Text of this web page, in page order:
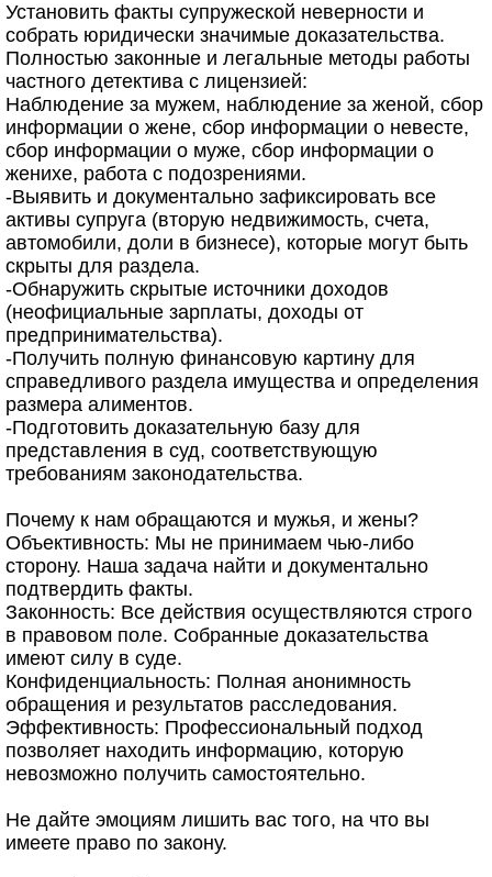
Установить факты супружеской неверности и
собрать юридически значимые доказательства.
Полностью законные и легальные методы работы
частного детектива с лицензией:
Наблюдение за мужем, наблюдение за женой, сбор
информации о жене, сбор информации о невесте,
сбор информации о муже, сбор информации о
женихе, работа с подозрениями.
-Выявить и документально зафиксировать все
активы супруга (вторую недвижимость, счета,
автомобили, доли в бизнесе), которые могут быть
скрыты для раздела.
-Обнаружить скрытые источники доходов
(неофициальные зарплаты, доходы от
предпринимательства).
-Получить полную финансовую картину для
справедливого раздела имущества и определения
размера алиментов.
-Подготовить доказательную базу для
представления в суд, соответствующую
требованиям законодательства.
Почему к нам обращаются и мужья, и жены?
Объективность: Мы не принимаем чью-либо
сторону. Наша задача найти и документально
подтвердить факты.
Законность: Все действия осуществляются строго
в правовом поле. Собранные доказательства
имеют силу в суде.
Конфиденциальность: Полная анонимность
обращения и результатов расследования.
Эффективность: Профессиональный подход
позволяет находить информацию, которую
невозможно получить самостоятельно.
Не дайте эмоциям лишить вас того, на что вы
имеете право по закону.